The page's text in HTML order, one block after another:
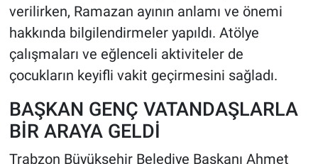
verilirken, Ramazan ayının anlamı ve önemi
hakkında bilgilendirmeler yapıldı. Atölye
çalışmaları ve eğlenceli aktiviteler de
çocukların keyifli vakit geçirmesini sağladı.
BAŞKAN GENÇ VATANDAŞLARLA
BİR ARAYA GELDİ
Trabzon Büyükşehir Belediye Başkanı Ahmet